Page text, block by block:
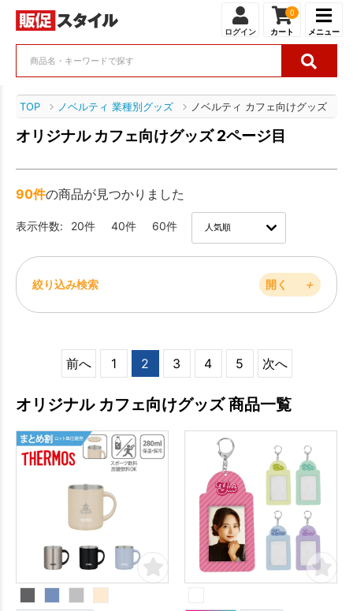
ログイン
0
カート メニュー
TOP ノベルティ 業種別グッズ ノベルティ カフェ向けグッズ
オリジナル カフェ向けグッズ 2ページ目
90件の商品が見つかりました
表示件数: 20件 40件 60件
絞り込み検索 開く ＋
前へ 1 2 3 4 5 次へ
オリジナル カフェ向けグッズ 商品一覧